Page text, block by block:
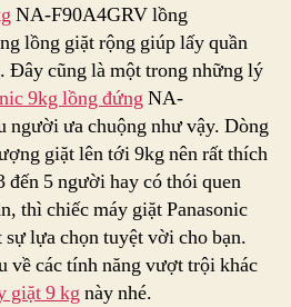
NA-F90A4GRV lồng
lồng giặt rộng giúp lấy quần
Đây cũng là một trong những lý
9kg lồng đứngNA-
người ưa chuộng như vậy. Dòng
giặt lên tới 9kg nên rất thích
5 người hay có thói quen
thì chiếc máy giặt Panasonic
lựa chọn tuyệt vời cho bạn.
về các tính năng vượt trội khác
giặt 9 kgnày nhé.